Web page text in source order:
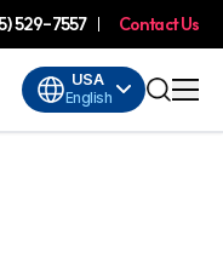
529-7557 Contact Us
USA
English